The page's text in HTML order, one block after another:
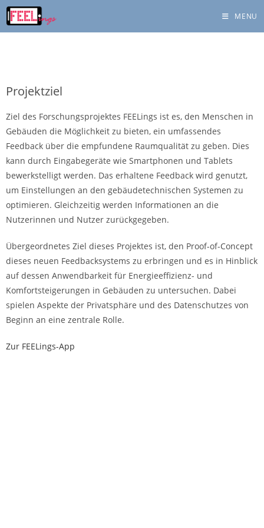
MENU
Projektziel
Ziel des Forschungsprojektes FEELings ist es, den Menschen in
Gebäuden die Möglichkeit zu bieten, ein umfassendes
Feedback über die empfundene Raumqualität zu geben. Dies
kann durch Eingabegeräte wie Smartphonen und Tablets
bewerkstelligt werden. Das erhaltene Feedback wird genutzt,
um Einstellungen an den gebäudetechnischen Systemen zu
optimieren. Gleichzeitig werden Informationen an die
Nutzerinnen und Nutzer zurückgegeben.
Übergeordnetes Ziel dieses Projektes ist, den Proof-of-Concept
dieses neuen Feedbacksystems zu erbringen und es in Hinblick
auf dessen Anwendbarkeit für Energieeffizienz- und
Komfortsteigerungen in Gebäuden zu untersuchen. Dabei
spielen Aspekte der Privatsphäre und des Datenschutzes von
Beginn an eine zentrale Rolle.
Zur FEELings-App